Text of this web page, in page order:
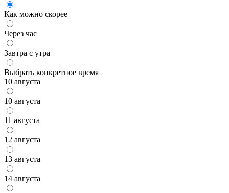
Как можно скорее
Через час
Завтра с утра
Выбрать конкретное время
10 августа
10 августа
11 августа
12 августа
13 августа
14 августа